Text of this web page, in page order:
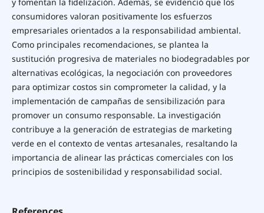
consumidores valoran positivamente los esfuerzos
empresariales orientados a la responsabilidad ambiental.
Como principales recomendaciones, se plantea la
sustitución progresiva de materiales no biodegradables por
alternativas ecológicas, la negociación con proveedores
para optimizar costos sin comprometer la calidad, y la
implementación de campañas de sensibilización para
promover un consumo responsable. La investigación
contribuye a la generación de estrategias de marketing
verde en el contexto de ventas artesanales, resaltando la
importancia de alinear las prácticas comerciales con los
principios de sostenibilidad y responsabilidad social.